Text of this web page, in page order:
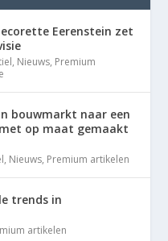
Eerenstein zet
, Nieuws, Premium
bouwmarkt naar een
op maat gemaakt
, Nieuws, Premium artikelen
trends in
artikelen